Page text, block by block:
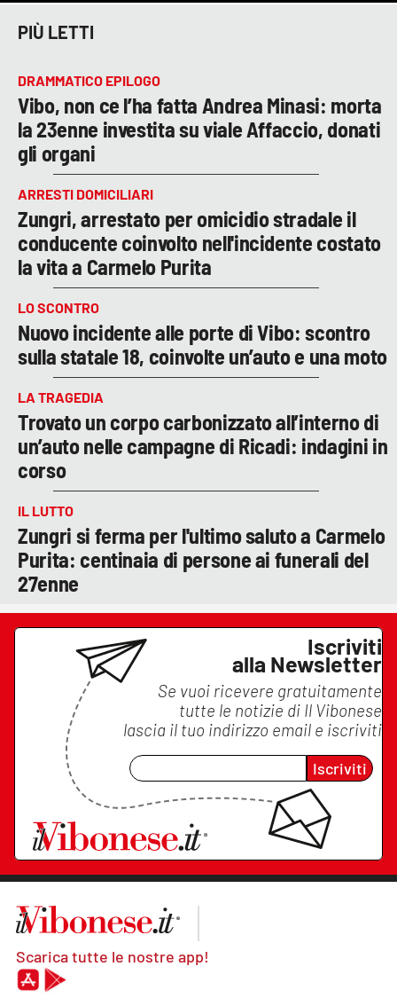
PIÙ LETTI
DRAMMATICO EPILOGO
Vibo, non ce l’ha fatta Andrea Minasi: morta
la 23enne investita su viale Affaccio, donati
gli organi
ARRESTI DOMICILIARI
Zungri, arrestato per omicidio stradale il
conducente coinvolto nell'incidente costato
la vita a Carmelo Purita
LO SCONTRO
Nuovo incidente alle porte di Vibo: scontro
sulla statale 18, coinvolte un’auto e una moto
LA TRAGEDIA
Trovato un corpo carbonizzato all’interno di
un’auto nelle campagne di Ricadi: indagini in
corso
IL LUTTO
Zungri si ferma per l'ultimo saluto a Carmelo
Purita: centinaia di persone ai funerali del
27enne
Iscriviti
alla Newsletter
Se vuoi ricevere gratuitamente
tutte le notizie di Il Vibonese
lascia il tuo indirizzo email e iscriviti
Iscriviti
Scarica tutte le nostre app!